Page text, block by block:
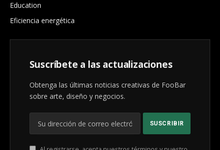
Education
Eficiencia energética
Suscríbete a las actualizaciones
Obtenga las últimas noticias creativas de FooBar
sobre arte, diseño y negocios.